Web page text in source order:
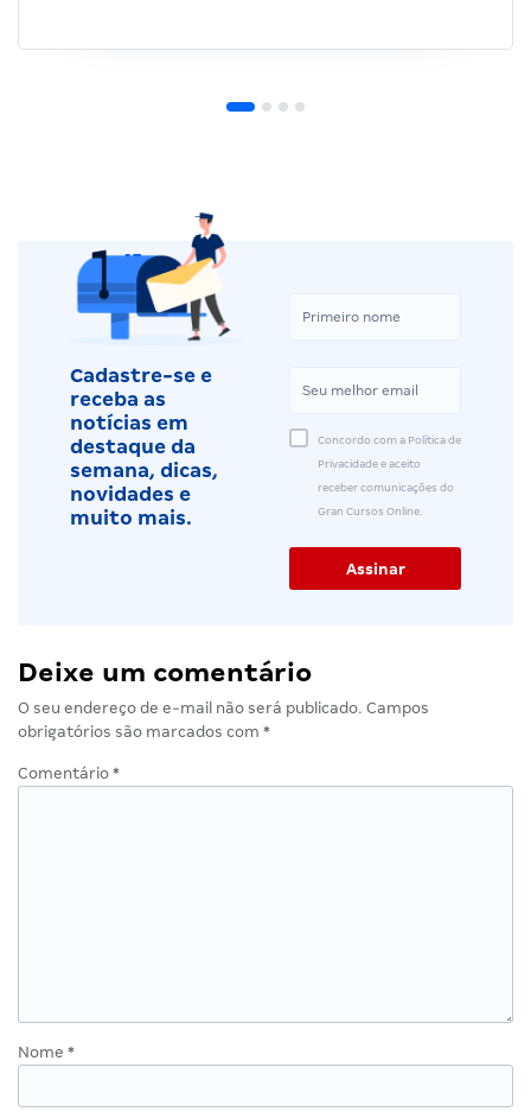
Cadastre-se e
receba as
notícias em
destaque da
semana, dicas,
novidades e
muito mais.
Concordo com a Política de
Privacidade e aceito
receber comunicações do
Gran Cursos Online.
Deixe um comentário
O seu endereço de e-mail não será publicado. Campos
obrigatórios são marcados com *
Comentário *
Nome *